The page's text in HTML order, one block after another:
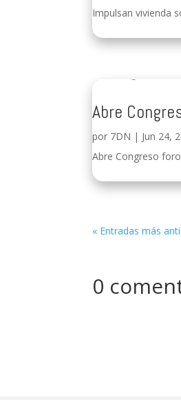
Impulsan vivienda
Abre
por 7DN | Jun 24,
Abre Congreso
« Entradas más
0